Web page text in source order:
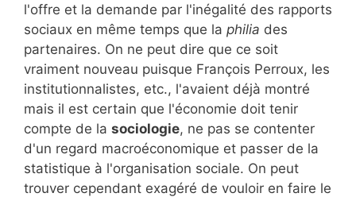
l'offre et la demande par l'inégalité des rapports
sociaux en même temps que la philia des
partenaires. On ne peut dire que ce soit
vraiment nouveau puisque François Perroux, les
institutionnalistes, etc., l'avaient déjà montré
mais il est certain que l'économie doit tenir
compte de la sociologie, ne pas se contenter
d'un regard macroéconomique et passer de la
statistique à l'organisation sociale. On peut
trouver cependant exagéré de vouloir en faire le